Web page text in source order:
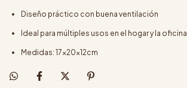
Diseño práctico con buena ventilación
Ideal para múltiples usos en el hogar y la oficina
Medidas: 17x20x12cm